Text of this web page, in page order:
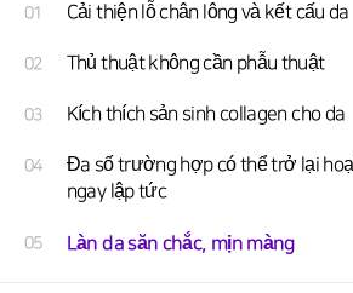
01 Cải thiện lỗ chân lông và kết cấu da
02 Thủ thuật không cần phẫu thuật
03 Kích thích sản sinh collagen cho da
04
Đa số trường hợp có thể trở lại
ngay lập tức
05 Làn da săn chắc, mịn màng